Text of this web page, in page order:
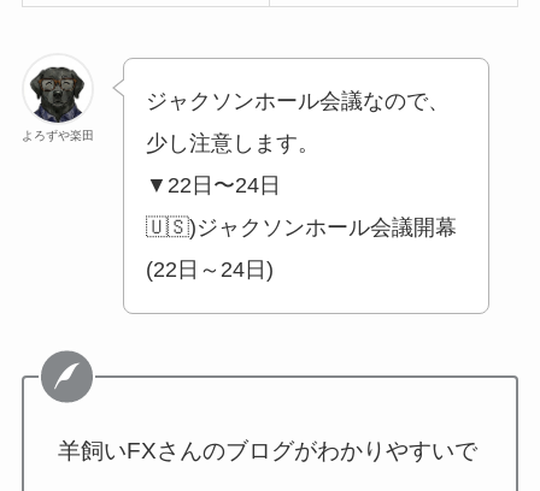
よろずや楽田
ジャクソンホール会議なので、
少し注意します。
▼22日〜24日
🇺🇸)ジャクソンホール会議開幕
(22日～24日)
羊飼いFXさんのブログがわかりやすいで